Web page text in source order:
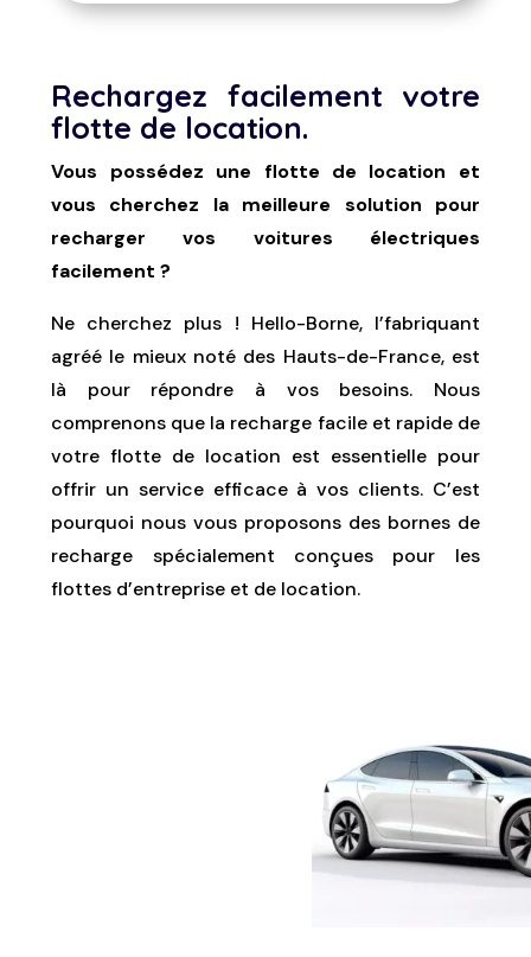
Rechargez facilement votre
flotte de location.
Vous possédez une flotte de location et
vous cherchez la meilleure solution pour
recharger vos voitures électriques
facilement ?
Ne cherchez plus ! Hello-Borne, l’fabriquant
agréé le mieux noté des Hauts-de-France, est
là pour répondre à vos besoins. Nous
comprenons que la recharge facile et rapide de
votre flotte de location est essentielle pour
offrir un service efficace à vos clients. C’est
pourquoi nous vous proposons des bornes de
recharge spécialement conçues pour les
flottes d’entreprise et de location.